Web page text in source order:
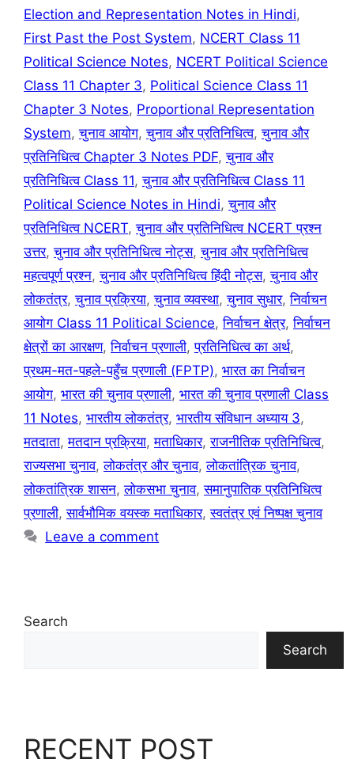
Election and Representation Notes in Hindi,
First Past the Post System, NCERT Class 11
Political Science Notes, NCERT Political Science
Class 11 Chapter 3, Political Science Class 11
Chapter 3 Notes, Proportional Representation
System,चुनाव आयोग,चुनाव और प्रतिनिधित्व,चुनाव और
प्रतिनिधित्व Chapter 3 Notes PDF,चुनाव और
प्रतिनिधित्व Class 11,चुनाव और प्रतिनिधित्व Class 11
Political Science Notes in Hindi,चुनाव और
प्रतिनिधित्व NCERT,चुनाव और प्रतिनिधित्व NCERT प्रश्न
उत्तर,चुनाव और प्रतिनिधित्व नोट्स,चुनाव और प्रतिनिधित्व
महत्वपूर्ण प्रश्न,चुनाव और प्रतिनिधित्व हिंदी नोट्स,चुनाव और
लोकतंत्र,चुनाव प्रक्रिया,चुनाव व्यवस्था,चुनाव सुधार,निर्वाचन
आयोग Class 11 Political Science,निर्वाचन क्षेत्र,निर्वाचन
क्षेत्रों का आरक्षण,निर्वाचन प्रणाली,प्रतिनिधित्व का अर्थ,
प्रथम-मत-पहले-पहुँच प्रणाली (FPTP), भारत का निर्वाचन
आयोग, भारत की चुनाव प्रणाली, भारत की चुनाव प्रणाली Class
11 Notes, भारतीय लोकतंत्र, भारतीय संविधान अध्याय 3,
मतदाता,मतदान प्रक्रिया,मताधिकार,राजनीतिक प्रतिनिधित्व,
राज्यसभा चुनाव,लोकतंत्र और चुनाव,लोकतांत्रिक चुनाव,
लोकतांत्रिक शासन,लोकसभा चुनाव,समानुपातिक प्रतिनिधित्व
प्रणाली,सार्वभौमिक वयस्क मताधिकार,स्वतंत्र एवं निष्पक्ष चुनाव
Leave a comment
Search
Search
RECENT POST